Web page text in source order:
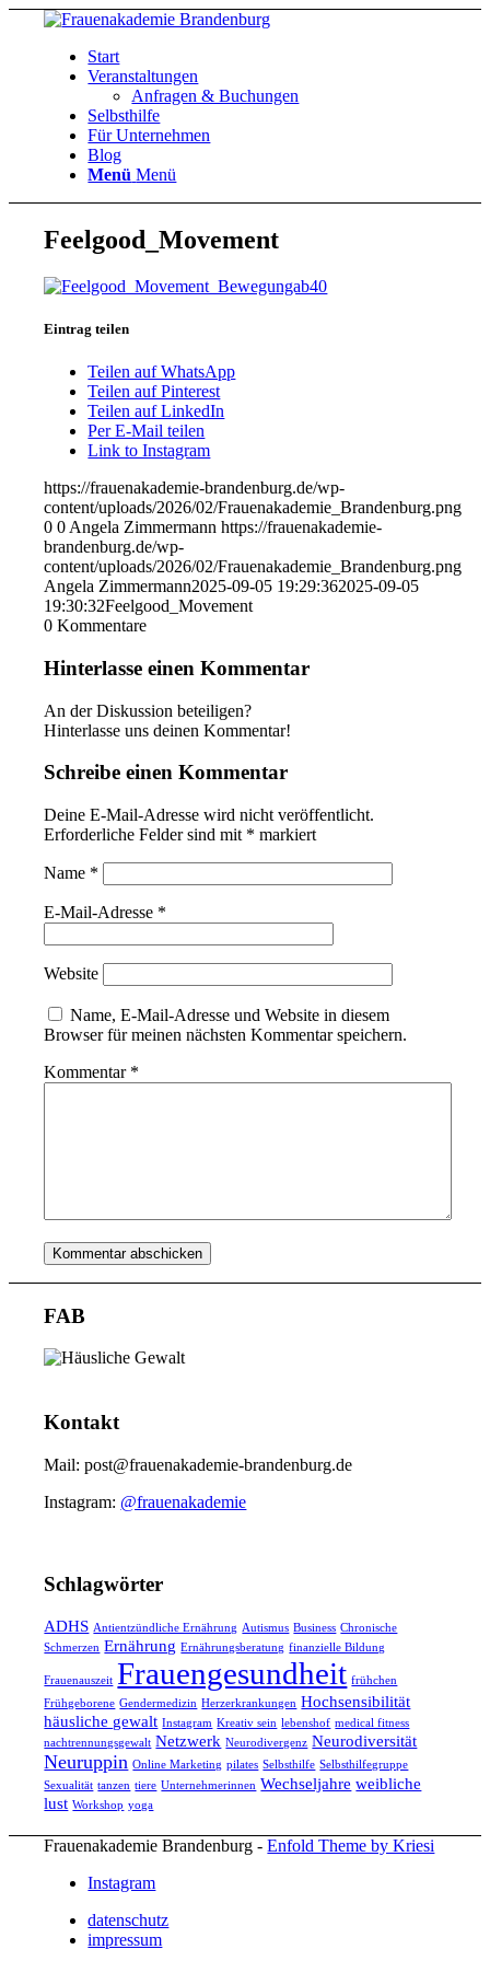
Start
Veranstaltungen
Anfragen & Buchungen
Selbsthilfe
Für Unternehmen
Blog
Menü Menü
Feelgood_Movement
Eintrag teilen
Teilen auf WhatsApp
Teilen auf Pinterest
Teilen auf LinkedIn
Per E-Mail teilen
Link to Instagram
https://frauenakademie-brandenburg.de/wp-
content/uploads/2026/02/Frauenakademie_Brandenburg.png
0 0 Angela Zimmermann https://frauenakademie-
brandenburg.de/wp-
content/uploads/2026/02/Frauenakademie_Brandenburg.png
Angela Zimmermann2025-09-05 19:29:362025-09-05
19:30:32Feelgood_Movement
0 Kommentare
Hinterlasse einen Kommentar
An der Diskussion beteiligen?
Hinterlasse uns deinen Kommentar!
Schreibe einen Kommentar
Deine E-Mail-Adresse wird nicht veröffentlicht.
Erforderliche Felder sind mit * markiert
Name *
E-Mail-Adresse *
Website
Name, E-Mail-Adresse und Website in diesem
Browser für meinen nächsten Kommentar speichern.
Kommentar *
FAB
Kontakt
Mail: post@frauenakademie-brandenburg.de
Instagram: @frauenakademie
Schlagwörter
ADHS Antientzündliche Ernährung Autismus Business Chronische
Schmerzen Ernährung Ernährungsberatung finanzielle Bildung
Frauenauszeit Frauengesundheit frühchen
Frühgeborene Gendermedizin Herzerkrankungen Hochsensibilität
häusliche gewalt Instagram Kreativ sein lebenshof medical fitness
nachtrennungsgewalt Netzwerk Neurodivergenz Neurodiversität
Neuruppin Online Marketing pilates Selbsthilfe Selbsthilfegruppe
Sexualität tanzen tiere Unternehmerinnen Wechseljahre weibliche
lust Workshop yoga
Frauenakademie Brandenburg -Enfold Theme by Kriesi
Instagram
datenschutz
impressum